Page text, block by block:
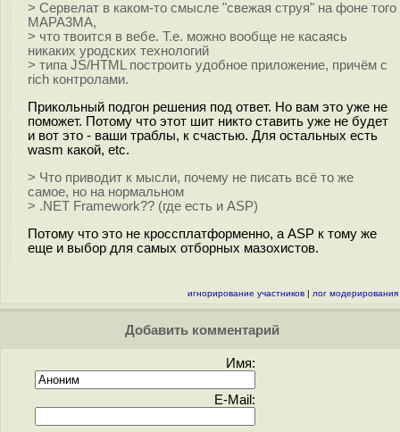
> Сервелат в каком-то смысле "свежая струя" на фоне того
МАРА3МА,
> что твоится в вебе. Т.е. можно вообще не касаясь
никаких уродских технологий
> типа JS/HTML построить удобное приложение, причём с
rich контролами.
Прикольный подгон решения под ответ. Но вам это уже не
поможет. Потому что этот шит никто ставить уже не будет
и вот это - ваши траблы, к счастью. Для остальных есть
wasm какой, etc.
> Что приводит к мысли, почему не писать всё то же
самое, но на нормальном
> .NET Framework?? (где есть и ASP)
Потому что это не кроссплатформенно, а ASP к тому же
еще и выбор для самых отборных мазохистов.
игнорирование участников | лог модерирования
Добавить комментарий
Имя:
E-Mail: